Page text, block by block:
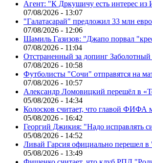
Агент: "К Дркушичу есть интерес
07/08/2026 - 13:07
"Галатасарай" предложил 33 млн евро
07/08/2026 - 12:06
Шамиль Газизов: "Джапо порвал
07/08/2026 - 11:04
Отстраненный за допинг
07/08/2026 - 10:58
Футболисты "Сочи" отправятся на
07/08/2026 - 10:57
Александр Ломовицкий перешёл в
05/08/2026 - 14:34
Колосков считает, что главой ФИФА
05/08/2026 - 16:42
Георгий Джикия: "Надо исправлять
05/08/2026 - 14:52
Ливай Гарсия официально перешел
05/08/2026 - 13:49